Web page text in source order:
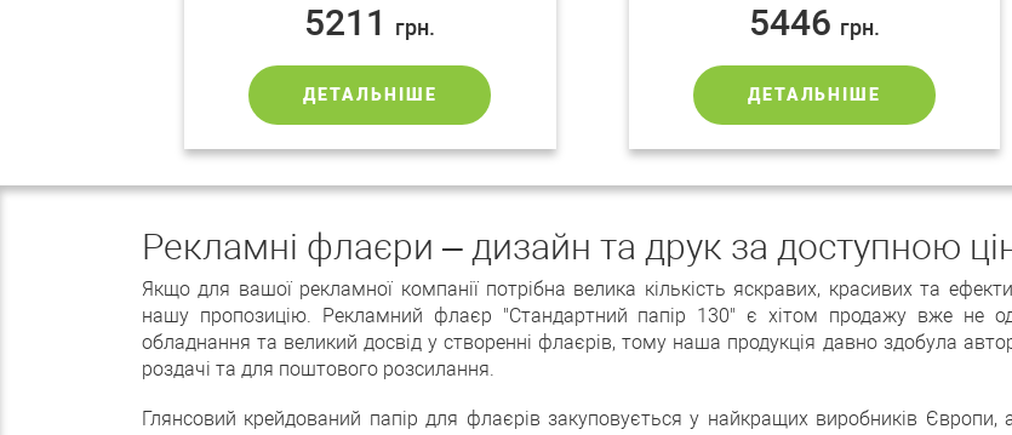
5211 грн.
ДЕТАЛЬНІШЕ
5446 грн.
ДЕТАЛЬНІШЕ
Рекламні флаєри – дизайн та друк за доступною
Якщо для вашої рекламної компанії потрібна велика кількість яскравих, красивих та
нашу пропозицію. Рекламний флаєр "Стандартний папір 130" є хітом продажу вже не
обладнання та великий досвід у створенні флаєрів, тому наша продукція давно здобула
роздачі та для поштового розсилання.
Глянсовий крейдований папір для флаєрів закуповується у найкращих виробників